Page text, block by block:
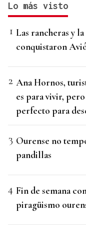
Lo más visto
Las rancheras y
conquistaron
Ana Hornos,
es para vivir,
perfecto para
Ourense no
pandillas
Fin de semana
piragüismo